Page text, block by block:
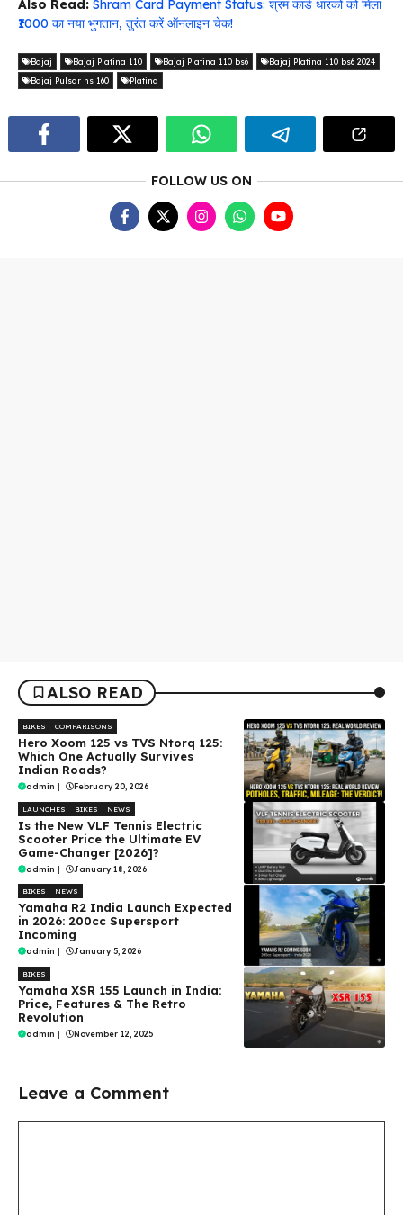
Also Read: Shram Card Payment Status: श्रम कार्ड धारकों को मिला
₹1000 का नया भुगतान, तुरंत करें ऑनलाइन चेक!
Bajaj Bajaj Platina 110 Bajaj Platina 110 bs6
Bajaj Platina 110 bs6 2024
Bajaj Pulsar ns 160
Platina
FOLLOW US ON
ALSO READ
BIKES COMPARISONS
Hero Xoom 125 vs TVS Ntorq 125:
Which One Actually Survives
Indian Roads?
admin | February 20, 2026
LAUNCHES BIKES NEWS
Is the New VLF Tennis Electric
Scooter Price the Ultimate EV
Game-Changer [2026]?
admin | January 18, 2026
BIKES NEWS
Yamaha R2 India Launch Expected
in 2026: 200cc Supersport
Incoming
admin | January 5, 2026
BIKES
Yamaha XSR 155 Launch in India:
Price, Features & The Retro
Revolution
admin | November 12, 2025
Leave a Comment